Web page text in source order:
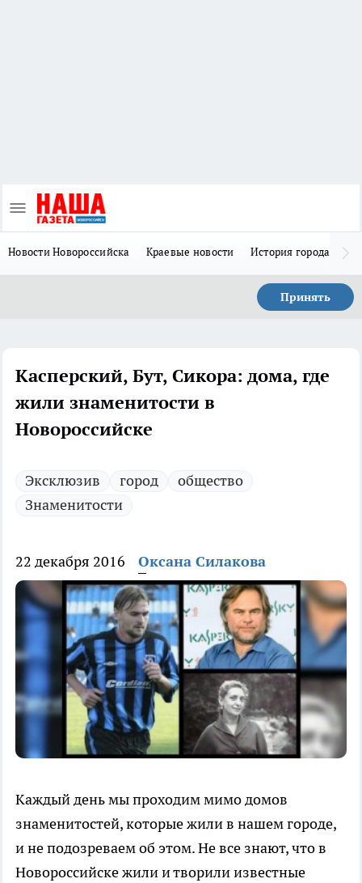
Новости Новороссийска Краевые новости История города Н
Принять
Касперский, Бут, Сикора: дома, где
жили знаменитости в
Новороссийске
Эксклюзив город
общество
Знаменитости
22 декабря 2016 Оксана Силакова
Каждый день мы проходим мимо домов
знаменитостей, которые жили в нашем городе,
и не подозреваем об этом. Не все знают, что в
Новороссийске жили и творили известные